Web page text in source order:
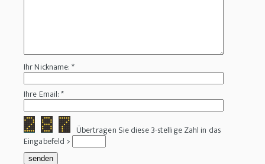
Ihr Nickname: *
Ihre Email: *
Übertragen Sie diese 3-stellige Zahl in das
Eingabefeld >